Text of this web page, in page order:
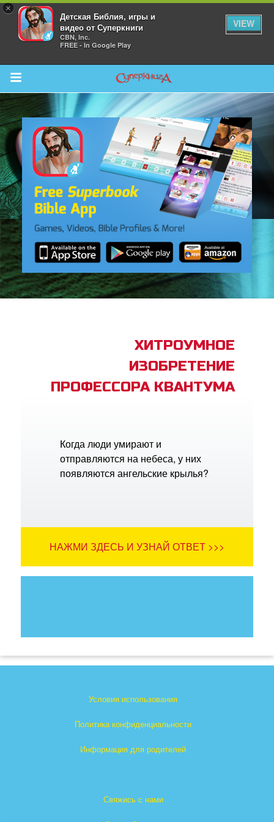
×
Детская Библия, игры и
видео от Суперкниги
CBN, Inc.
FREE - In Google Play
VIEW
Return to Content
Bible App
ХИТРОУМНОЕ
ИЗОБРЕТЕНИЕ
ПРОФЕССОРА КВАНТУМА
Когда люди умирают и
отправляются на небеса, у них
появляются ангельские крылья?
НАЖМИ ЗДЕСЬ И УЗНАЙ ОТВЕТ >>>
Условия использования
Политика конфиденциальности
Информация для родителей
Свяжись с нами